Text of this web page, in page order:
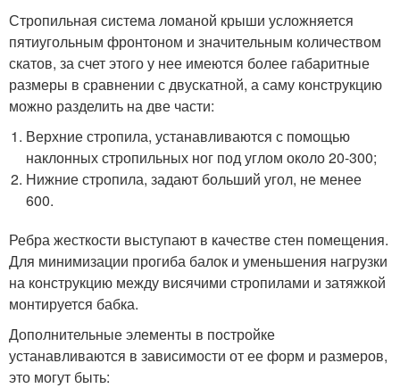
Стропильная система ломаной крыши усложняется
пятиугольным фронтоном и значительным количеством
скатов, за счет этого у нее имеются более габаритные
размеры в сравнении с двускатной, а саму конструкцию
можно разделить на две части:
Верхние стропила, устанавливаются с помощью
наклонных стропильных ног под углом около 20-300;
Нижние стропила, задают больший угол, не менее
600.
Ребра жесткости выступают в качестве стен помещения.
Для минимизации прогиба балок и уменьшения нагрузки
на конструкцию между висячими стропилами и затяжкой
монтируется бабка.
Дополнительные элементы в постройке
устанавливаются в зависимости от ее форм и размеров,
это могут быть: